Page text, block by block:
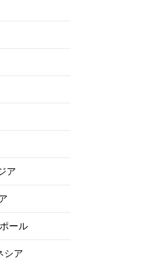
ア
ール
シア